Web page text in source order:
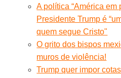
A política “América em
Presidente Trump é
quem segue Cristo"
O grito dos bispos
muros de violência!
Trump quer impor